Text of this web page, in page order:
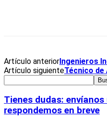
Artículo anteriorIngenieros
Artículo siguienteTécnico
Tienes dudas:
respondemos en breve